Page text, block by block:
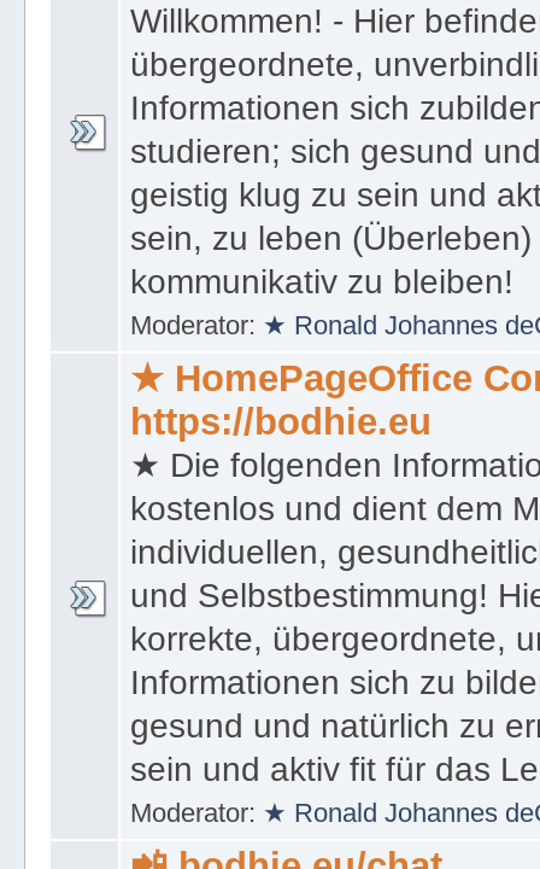
Willkommen! - Hier
übergeordnete,
Informationen sich
studieren; sich gesund
geistig klug zu sein und
sein, zu leben
kommunikativ zu bleiben!
Moderator: ★ Ronald Johannes
★ HomePageOffice
https://bodhie.eu
★ Die folgenden
kostenlos und dient dem
individuellen,
und Selbstbestimmung!
korrekte, übergeordnete,
Informationen sich zu
gesund und natürlich zu
sein und aktiv fit für das
Moderator: ★ Ronald Johannes